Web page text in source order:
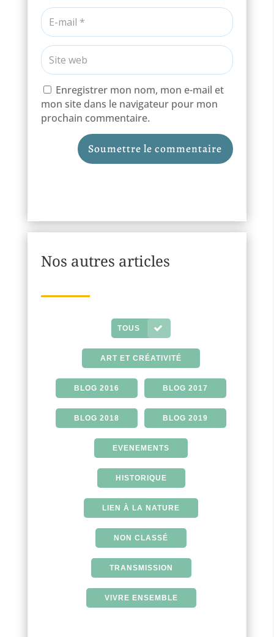
Enregistrer mon nom, mon e-mail et
mon site dans le navigateur pour mon
prochain commentaire.
Soumettre le commentaire
Nos autres articles
TOUS
ART ET CRÉATIVITÉ
BLOG 2016 BLOG 2017
BLOG 2018 BLOG 2019
EVENEMENTS
HISTORIQUE
LIEN À LA NATURE
NON CLASSÉ
TRANSMISSION
VIVRE ENSEMBLE